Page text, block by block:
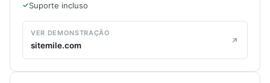
Suporte incluso
VER DEMONSTRAÇÃO
sitemile.com